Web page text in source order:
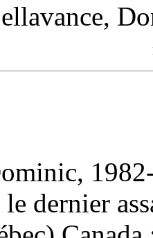
dernier